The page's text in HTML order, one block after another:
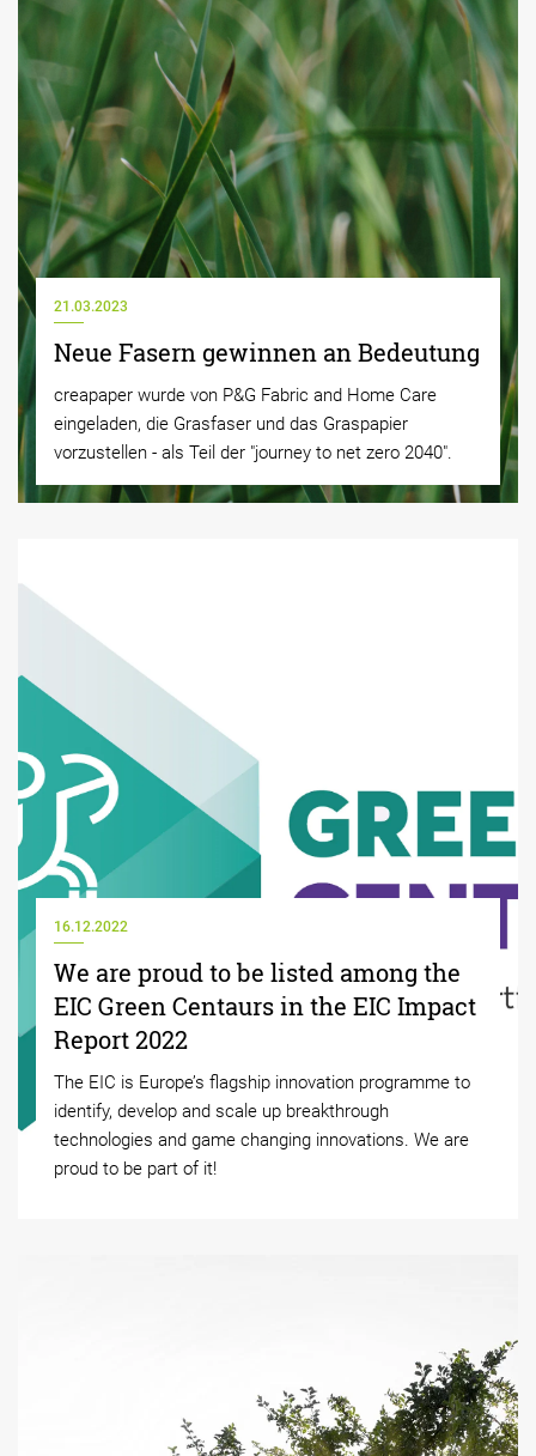
21.03.2023
Neue Fasern gewinnen an Bedeutung
creapaper wurde von P&G Fabric and Home Care
eingeladen, die Grasfaser und das Graspapier
vorzustellen - als Teil der "journey to net zero 2040".
16.12.2022
We are proud to be listed among the
EIC Green Centaurs in the EIC Impact
Report 2022
The EIC is Europe’s flagship innovation programme to
identify, develop and scale up breakthrough
technologies and game changing innovations. We are
proud to be part of it!